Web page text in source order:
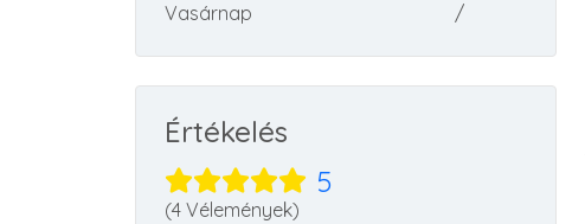
Vasárnap
/
Értékelés
5
(4 Vélemények)